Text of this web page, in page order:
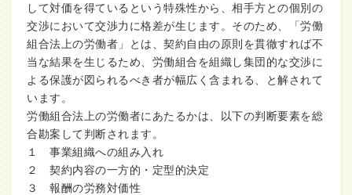
して対価を得ているという特殊性から、相手方との個別の
交渉において交渉力に格差が生じます。そのため、「労働
組合法上の労働者」とは、契約自由の原則を貫徹すれば不
当な結果を生じるため、労働組合を組織し集団的な交渉に
よる保護が図られるべき者が幅広く含まれる、と解されて
います。
労働組合法上の労働者にあたるかは、以下の判断要素を総
合勘案して判断されます。
１ 事業組織への組み入れ
２ 契約内容の一方的・定型的決定
３ 報酬の労務対価性